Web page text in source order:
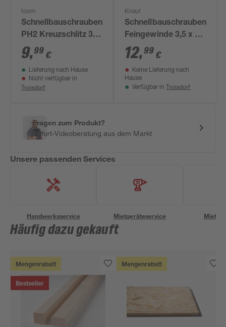
toom
Schnellbauschrauben
PH2 Kreuzschlitz 3,9
x 35 mm 300 Stück
9,99 €
Lieferung nach Hause
Nicht verfügbar in
Troisdorf
Knauf
Schnellbauschrauben
Feingewinde 3,5 x 45
mm TN 250 Stück
12,99 €
Keine Lieferung nach
Hause
Verfügbar in Troisdorf
Fragen zum Produkt?
Sofort-Videoberatung aus dem Markt
Unsere passenden Services
Handwerksservice Mietgeräteservice
Häufig dazu gekauft
Mengenrabatt
Bestseller
Mengenrabatt